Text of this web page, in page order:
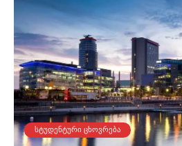
ᲡᲢᲣᲓᲔᲜᲢᲣᲠᲘ ᲪᲮᲝᲕᲠᲔᲑᲐ